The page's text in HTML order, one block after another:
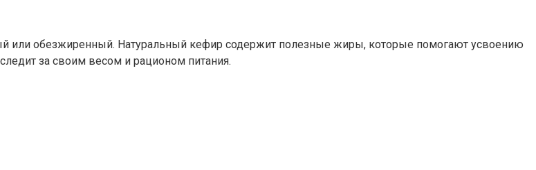
или обезжиренный. Натуральный кефир содержит полезные жиры, которые помогают усвоению
за своим весом и рационом питания.